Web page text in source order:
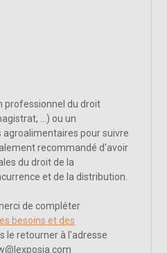
professionnel du droit
...) ou un
pour suivre
recommandé d'avoir
du droit de la
et de la distribution.
de compléter
besoins et des
le retourner à l'adresse